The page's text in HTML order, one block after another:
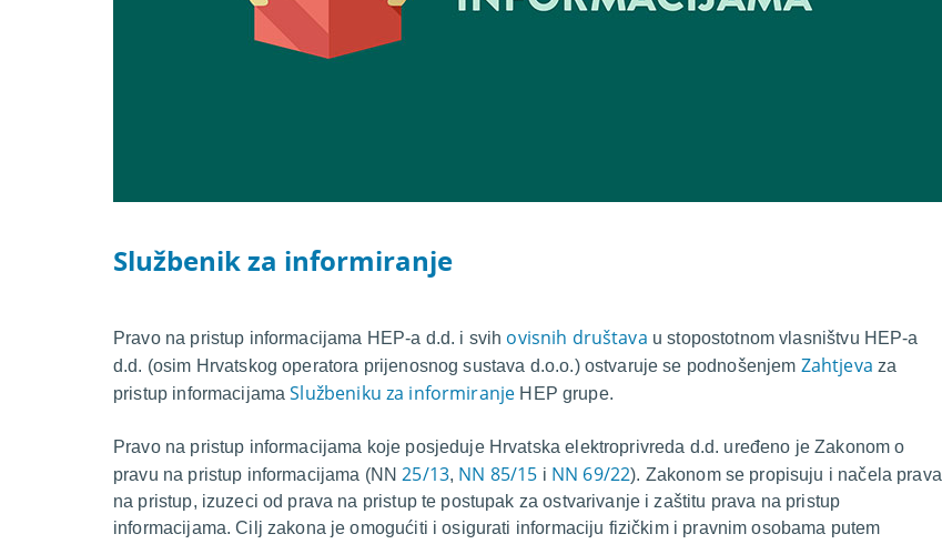
Službenik za informiranje
Pravo na pristup informacijama HEP-a d.d. i svih ovisnih društava u stopostotnom vlasništvu HEP-a
d.d. (osim Hrvatskog operatora prijenosnog sustava d.o.o.) ostvaruje se podnošenjem Zahtjeva za
pristup informacijamaSlužbeniku za informiranje HEP grupe.
Pravo na pristup informacijama koje posjeduje Hrvatska elektroprivreda d.d. uređeno je Zakonom o
pravu na pristup informacijama (NN 25/13, NN 85/15 i NN 69/22). Zakonom se propisuju i načela prava
na pristup, izuzeci od prava na pristup te postupak za ostvarivanje i zaštitu prava na pristup
informacijama. Cilj zakona je omogućiti i osigurati informaciju fizičkim i pravnim osobama putem